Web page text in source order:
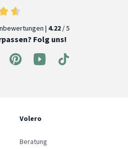
| 4.22 / 5
Folg uns!
Volero
Beratung